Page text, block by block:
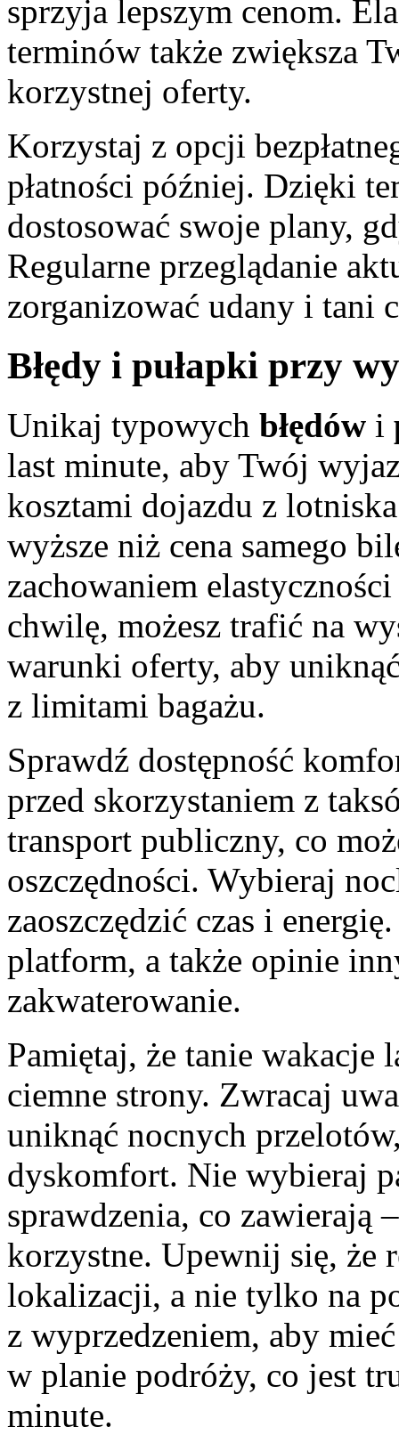
sprzyja lepszym cenom.
terminów także zwiększa
korzystnej oferty.
Korzystaj z opcji
płatności później. Dzięki
dostosować swoje plany,
Regularne przeglądanie
zorganizować udany i tani
Błędy i pułapki przy
Unikaj typowych błędów i
last minute, aby Twój
kosztami dojazdu z
wyższe niż cena samego
zachowaniem
chwilę, możesz trafić na
warunki oferty, aby
z limitami bagażu.
Sprawdź dostępność
przed skorzystaniem z
transport publiczny, co
oszczędności. Wybieraj
zaoszczędzić czas i
platform, a także opinie
zakwaterowanie.
Pamiętaj, że tanie wakacje
ciemne strony. Zwracaj
uniknąć nocnych
dyskomfort. Nie wybieraj
sprawdzenia, co zawierają
korzystne. Upewnij się, że
lokalizacji, a nie tylko na
z wyprzedzeniem, aby
w planie podróży, co jest
minute.